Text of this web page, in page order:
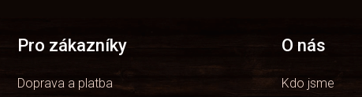
Pro zákazníky
Doprava a platba
O nás
Kdo jsme